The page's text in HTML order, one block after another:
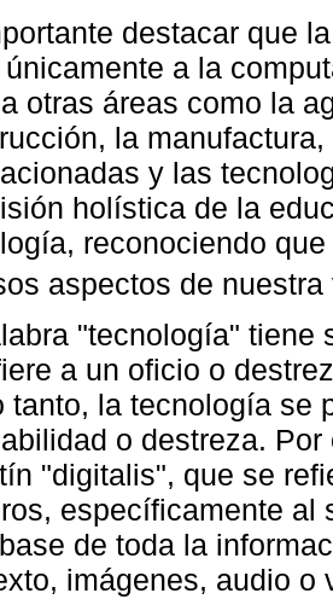
destacar que
a la
otras áreas como la
la
y las
holística de la
reconociendo
aspectos de
"tecnología" tiene
a un oficio o
tanto, la tecnología se
o destreza.
"digitalis", que se
específicamente al
de toda la
imágenes, audio o